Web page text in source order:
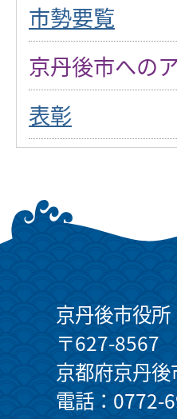
市勢要覧
京丹後市への
表彰
京丹後市役所
〒627-8567
京都府京丹
電話：0772-